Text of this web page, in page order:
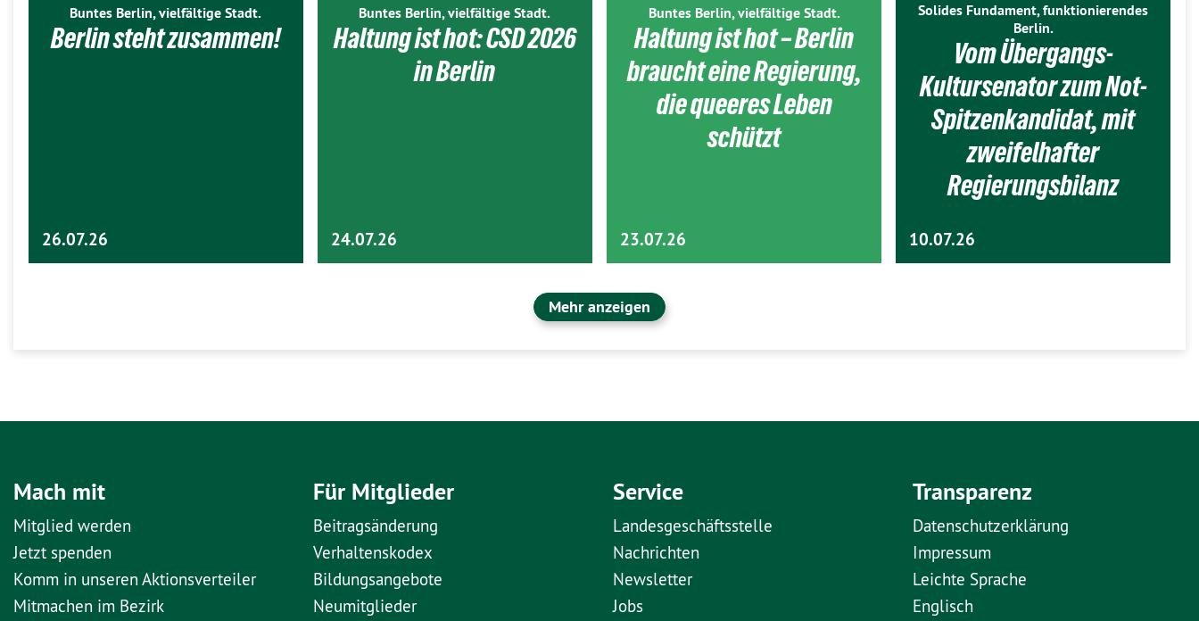
Buntes Berlin, vielfältige Stadt.
Berlin steht zusammen!
26.07.26
Buntes Berlin, vielfältige Stadt.
Haltung ist hot: CSD 2026
in Berlin
24.07.26
Buntes Berlin, vielfältige Stadt.
Haltung ist hot – Berlin
braucht eine Regierung,
die queeres Leben
schützt
23.07.26
Solides Fundament, funktionierendes
Berlin.
Vom Übergangs-
Kultursenator zum Not-
Spitzenkandidat, mit
zweifelhafter
Regierungsbilanz
10.07.26
Mehr anzeigen
Mach mit
Mitglied werden
Jetzt spenden
Komm in unseren Aktionsverteiler
Mitmachen im Bezirk
Für Mitglieder
Beitragsänderung
Verhaltenskodex
Bildungsangebote
Neumitglieder
Service
Landesgeschäftsstelle
Nachrichten
Newsletter
Jobs
Transparenz
Datenschutzerklärung
Impressum
Leichte Sprache
Englisch